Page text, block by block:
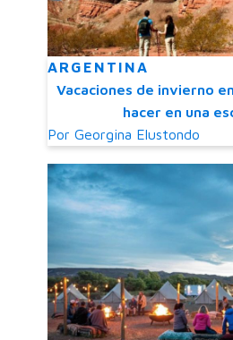
ARGENTINA
Vacaciones de invierno
hacer en una
Por Georgina Elustondo